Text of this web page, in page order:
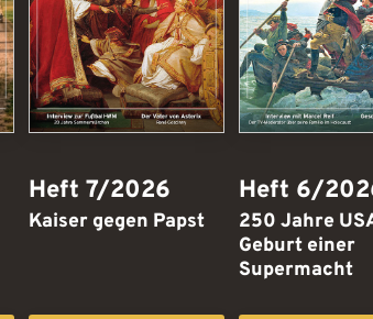
Heft 7/2026
:
Kaiser gegen Papst
Heft 6/
:
250 Jahre
Geburt einer
Supermacht